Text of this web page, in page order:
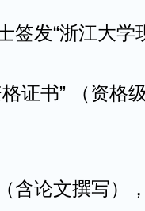
签发“浙江大学
证书” （资格
含论文撰写）